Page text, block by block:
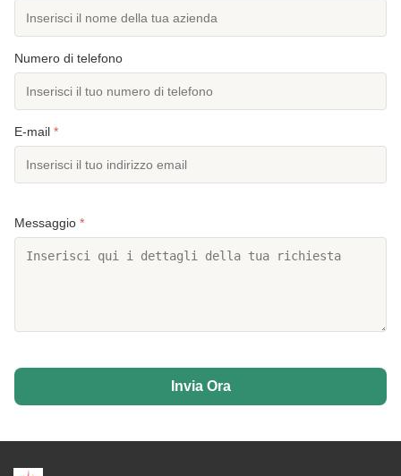
Numero di telefono
E-mail *
Messaggio *
Invia Ora